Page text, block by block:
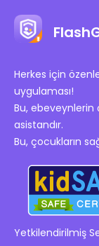
Herkes için
uygulaması!
Bu, ebeveynlerin
asistandır.
Bu, çocukların
Yetkilendirilmiş